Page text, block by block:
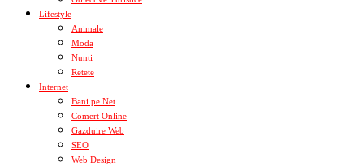
Lifestyle
Animale
Moda
Nunti
Retete
Internet
Bani pe Net
Comert Online
Gazduire Web
SEO
Web Design